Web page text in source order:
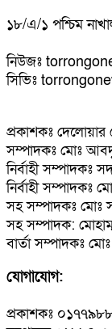
১৮/এ/১ পশ্চিম
নিউজঃ
সিভিঃ
প্রকাশকঃ দেলোয়ার
সম্পাদকঃ মোঃ
নির্বাহী সম্পাদকঃ
নির্বাহী সম্পাদকঃ
সহ সম্পাদকঃ মোঃ
সহ সম্পাদক:
বার্তা সম্পাদকঃ
যোগাযোগ:
প্রকাশকঃ